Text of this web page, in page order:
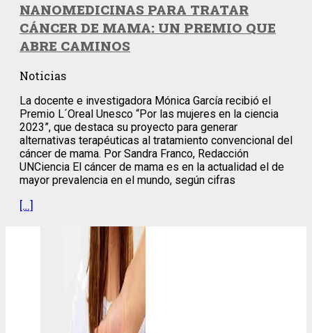
NANOMEDICINAS PARA TRATAR
CÁNCER DE MAMA: UN PREMIO QUE
ABRE CAMINOS
Noticias
La docente e investigadora Mónica García recibió el
Premio L´Oreal Unesco “Por las mujeres en la ciencia
2023”, que destaca su proyecto para generar
alternativas terapéuticas al tratamiento convencional del
cáncer de mama. Por Sandra Franco, Redacción
UNCiencia El cáncer de mama es en la actualidad el de
mayor prevalencia en el mundo, según cifras
[…]